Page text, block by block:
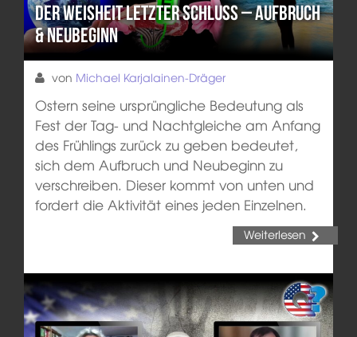
Der Weisheit letzter Schluss – Aufbruch
& Neubeginn
von Michael Karjalainen-Dräger
Ostern seine ursprüngliche Bedeutung als
Fest der Tag- und Nachtgleiche am Anfang
des Frühlings zurück zu geben bedeutet,
sich dem Aufbruch und Neubeginn zu
verschreiben. Dieser kommt von unten und
fordert die Aktivität eines jeden Einzelnen.
Weiterlesen